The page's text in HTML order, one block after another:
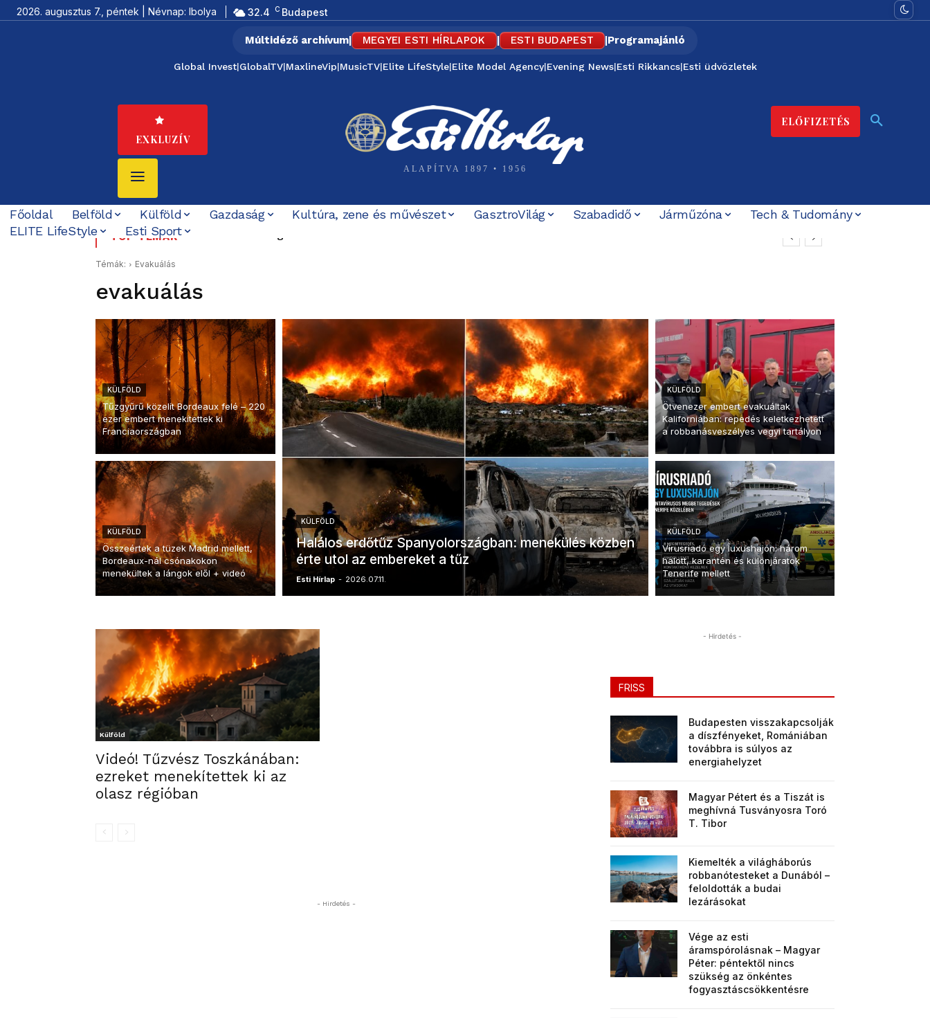
2026. augusztus 7., péntek | Névnap: Ibolya 32.4 C Budapest
Múltidéző archívum| MEGYEI ESTI HÍRLAPOK | ESTI BUDAPEST |Programajánló
Global Invest|GlobalTV|MaxlineVip|MusicTV|Elite LifeStyle|Elite Model Agency|Evening News|Esti Rikkancs|Esti üdvözletek
EXKLUZÍV
ALAPÍTVA 1897 • 1956
ELŐFIZETÉS
Főoldal Belföld Külföld Gazdaság Kultúra, zene és művészet GasztroVilág Szabadidő Járműzóna
Tech & Tudomány
ELITE LifeStyle
Esti Sport
TOP TÉMÁK Kiemelték a világháborús robbanótesteket a Dunából – feloldották a budai lezárásokat
Témák: Evakuálás
evakuálás
KÜLFÖLD
Tűzgyűrű közelít Bordeaux felé – 220
ezer embert menekítettek ki
Franciaországban
KÜLFÖLD
Összeértek a tüzek Madrid mellett,
Bordeaux-nál csónakokon
menekültek a lángok elől + videó
KÜLFÖLD
Halálos erdőtűz Spanyolországban: menekülés közben
érte utol az embereket a tűz
Esti Hírlap - 2026.07.11.
KÜLFÖLD
Ötvenezer embert evakuáltak
Kaliforniában: repedés keletkezhetett
a robbanásveszélyes vegyi tartályon
KÜLFÖLD
Vírusriadó egy luxushajón: három
halott, karantén és különjáratok
Tenerife mellett
Külföld
Videó! Tűzvész Toszkánában:
ezreket menekítettek ki az
olasz régióban
- Hirdetés -
- Hirdetés -
FRISS
Budapesten visszakapcsolják
a díszfényeket, Romániában
továbbra is súlyos az
energiahelyzet
Magyar Pétert és a Tiszát is
meghívná Tusványosra Toró
T. Tibor
Kiemelték a világháborús
robbanótesteket a Dunából –
feloldották a budai
lezárásokat
Vége az esti
áramspórolásnak – Magyar
Péter: péntektől nincs
szükség az önkéntes
fogyasztáscsökkentésre